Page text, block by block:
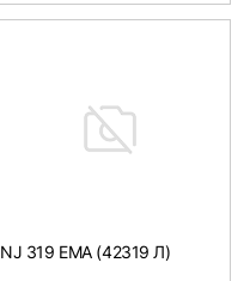
NJ 319 EMA (42319 Л)